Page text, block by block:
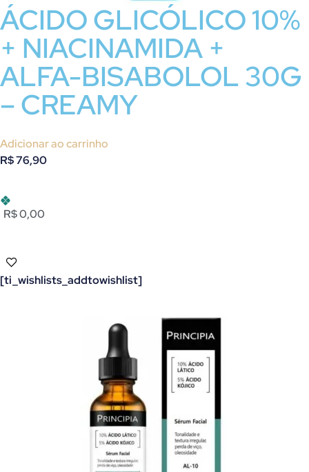
ÁCIDO GLICÓLICO 10%
+ NIACINAMIDA +
ALFA-BISABOLOL 30G
– CREAMY
Adicionar ao carrinho
R$76,90
R$ 0,00
[ti_wishlists_addtowishlist]